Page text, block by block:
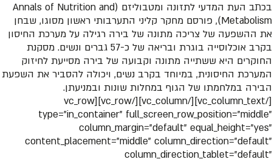
בכתב העת המדעי לתזונה ומטבוליזם (Annals of Nutrition and
Metabolism), פורסם מחקר קליני התערבותי ראשון מסוגו, שבחן
את ההשפעה של צריכה מתונה של בירה רגילה על מערכת החיסון
בקרב אוכלוסייה בוגרת ובריאה של כ-57 גברים ונשים. מסקנת
החוקרים היא ששתייה מתונה וקבועה של בירה מסייעת לחיזוק
המערכת החיסונית, במיוחד בקרב נשים, ויכולה להסביר את השפעת
הבירה במלחמתו של הגוף במחלות שונות ובמניעתן.
[/vc_column_text][/vc_column][/vc_row][vc_row
type=”in_container” full_screen_row_position=”middle”
column_margin=”default” equal_height=”yes”
content_placement=”middle” column_direction=”default”
column_direction_tablet=”default”